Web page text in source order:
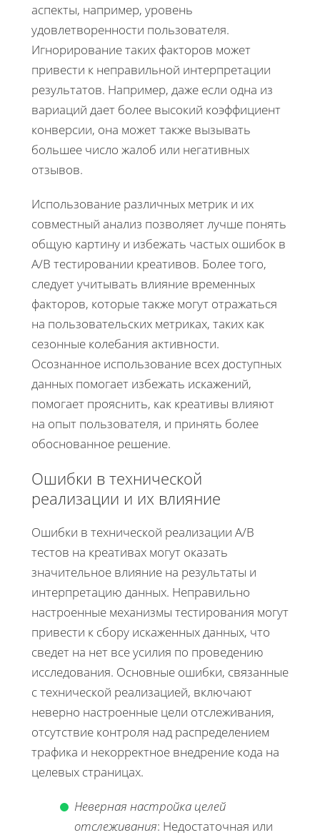
аспекты, например, уровень
удовлетворенности пользователя.
Игнорирование таких факторов может
привести к неправильной интерпретации
результатов. Например, даже если одна из
вариаций дает более высокий коэффициент
конверсии, она может также вызывать
большее число жалоб или негативных
отзывов.
Использование различных метрик и их
совместный анализ позволяет лучше понять
общую картину и избежать частых ошибок в
A/B тестировании креативов. Более того,
следует учитывать влияние временных
факторов, которые также могут отражаться
на пользовательских метриках, таких как
сезонные колебания активности.
Осознанное использование всех доступных
данных помогает избежать искажений,
помогает прояснить, как креативы влияют
на опыт пользователя, и принять более
обоснованное решение.
Ошибки в технической
реализации и их влияние
Ошибки в технической реализации A/B
тестов на креативах могут оказать
значительное влияние на результаты и
интерпретацию данных. Неправильно
настроенные механизмы тестирования могут
привести к сбору искаженных данных, что
сведет на нет все усилия по проведению
исследования. Основные ошибки, связанные
с технической реализацией, включают
неверно настроенные цели отслеживания,
отсутствие контроля над распределением
трафика и некорректное внедрение кода на
целевых страницах.
Неверная настройка целей
отслеживания: Недостаточная или